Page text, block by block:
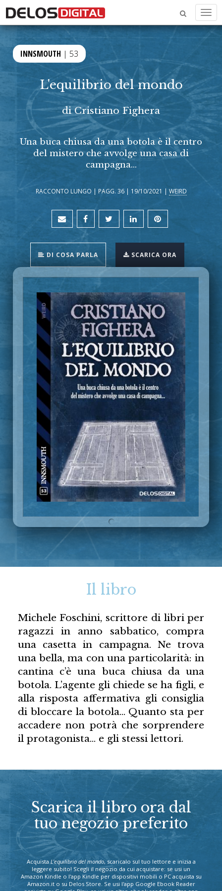
INNSMOUTH | 53
L'equilibrio del mondo
diCristiano Fighera
Una buca chiusa da una botola è il centro
del mistero che avvolge una casa di
campagna...
RACCONTO LUNGO | PAGG. 36 | 19/10/2021 | WEIRD
DI COSA PARLA SCARICA ORA
Il libro
Michele Foschini, scrittore di libri per
ragazzi in anno sabbatico, compra
una casetta in campagna. Ne trova
una bella, ma con una particolarità: in
cantina c’è una buca chiusa da una
botola. L’agente gli chiede se ha figli, e
alla risposta affermativa gli consiglia
di bloccare la botola… Quanto sta per
accadere non potrà che sorprendere
il protagonista… e gli stessi lettori.
Scarica il libro ora dal
tuo negozio preferito
AcquistaL'equilibrio del mondo, scaricalo sul tuo lettore e inizia a
leggere subito! Scegli il negozio da cui acquistare: se usi un
Amazon Kindle o l'app Kindle per dispositivi mobili o PC acquista su
Amazon.it o su Delos Store. Se usi l'app Google Ebook Reader